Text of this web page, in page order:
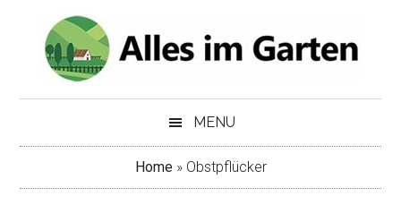
content
secondary
menu
MENU
Home» Obstpflücker